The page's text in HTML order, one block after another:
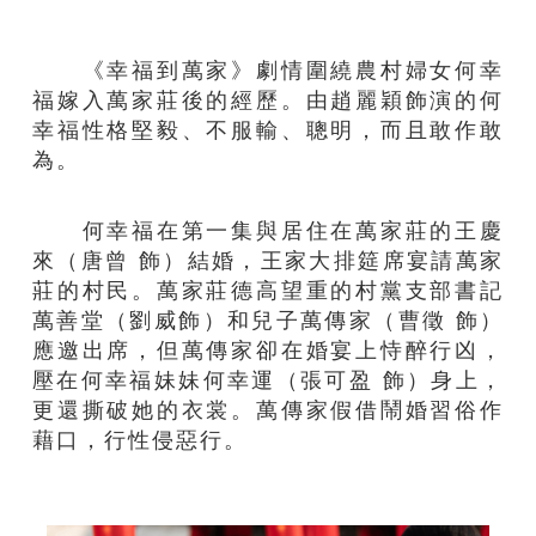
《幸福到萬家》劇情圍繞農村婦女何幸
福嫁入萬家莊後的經歷。由趙麗穎飾演的何
幸福性格堅毅、不服輸、聰明，而且敢作敢
為。
何幸福在第一集與居住在萬家莊的王慶
來（唐曾 飾）結婚，王家大排筵席宴請萬家
莊的村民。萬家莊德高望重的村黨支部書記
萬善堂（劉威飾）和兒子萬傳家（曹徵 飾）
應邀出席，但萬傳家卻在婚宴上恃醉行凶，
壓在何幸福妹妹何幸運（張可盈 飾）身上，
更還撕破她的衣裳。萬傳家假借鬧婚習俗作
藉口，行性侵惡行。